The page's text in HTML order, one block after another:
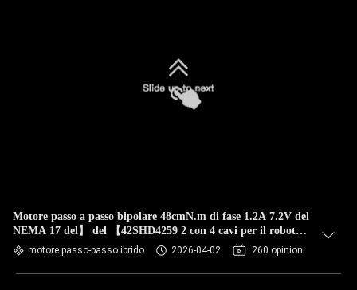
Motore passo a passo bipolare 48cmN.m di fase 1.2A 7.2V del
NEMA 17 del】 del 【42SHD4259 2 con 4 cavi per il robot
della luce della fase
motore passo-passo ibrido 2026-04-02 260 opinioni